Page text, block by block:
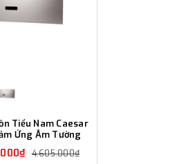
Tiểu Nam Caesar
Ứng Âm Tường
4.605.000₫